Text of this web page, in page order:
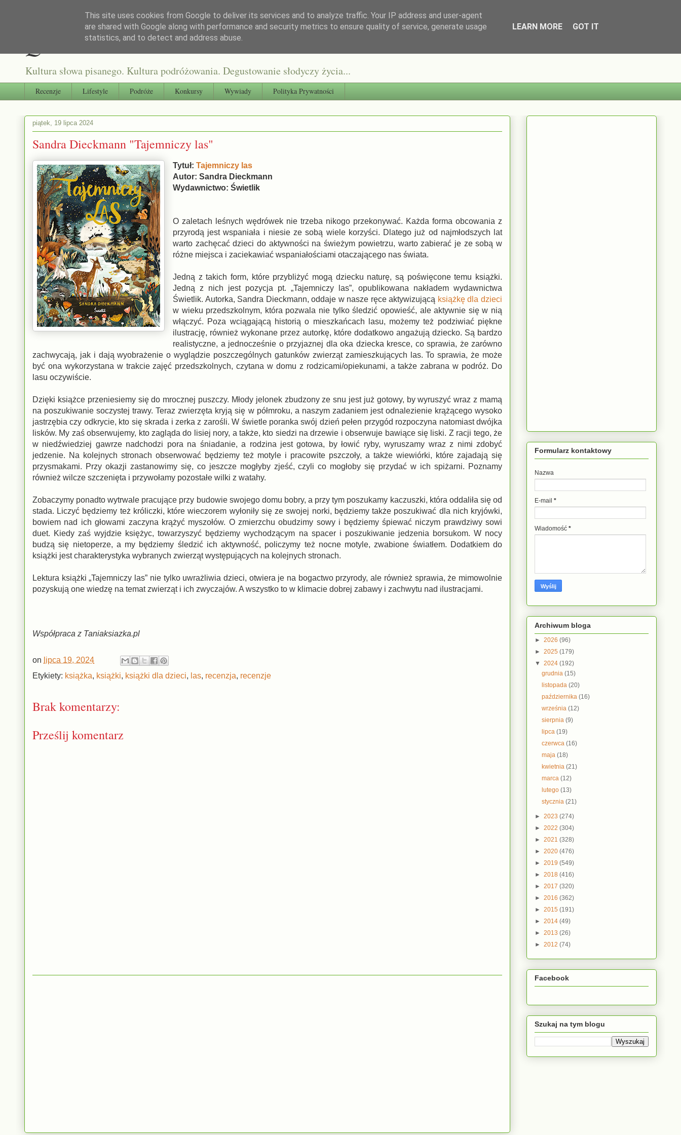
Qultura słowa
Kultura słowa pisanego. Kultura podróżowania. Degustowanie słodyczy życia...
Recenzje Lifestyle Podróże Konkursy Wywiady Polityka Prywatności
piątek, 19 lipca 2024
Sandra Dieckmann "Tajemniczy las"
Tytuł: Tajemniczy las
Autor: Sandra Dieckmann
Wydawnictwo: Świetlik
O zaletach leśnych wędrówek nie trzeba nikogo przekonywać. Każda forma obcowania z
przyrodą jest wspaniała i niesie ze sobą wiele korzyści. Dlatego już od najmłodszych lat
warto zachęcać dzieci do aktywności na świeżym powietrzu, warto zabierać je ze sobą w
różne miejsca i zaciekawiać wspaniałościami otaczającego nas świata.
Jedną z takich form, które przybliżyć mogą dziecku naturę, są poświęcone temu książki.
Jedną z nich jest pozycja pt. „Tajemniczy las”, opublikowana nakładem wydawnictwa
Świetlik. Autorka, Sandra Dieckmann, oddaje w nasze ręce aktywizującą książkę dla dzieci
w wieku przedszkolnym, która pozwala nie tylko śledzić opowieść, ale aktywnie się w nią
włączyć. Poza wciągającą historią o mieszkańcach lasu, możemy też podziwiać piękne
ilustrację, również wykonane przez autorkę, które dodatkowo angażują dziecko. Są bardzo
realistyczne, a jednocześnie o przyjaznej dla oka dziecka kresce, co sprawia, że zarówno
zachwycają, jak i dają wyobrażenie o wyglądzie poszczególnych gatunków zwierząt zamieszkujących las. To sprawia, że może
być ona wykorzystana w trakcie zajęć przedszkolnych, czytana w domu z rodzicami/opiekunami, a także zabrana w podróż. Do
lasu oczywiście.
Dzięki książce przeniesiemy się do mrocznej puszczy. Młody jelonek zbudzony ze snu jest już gotowy, by wyruszyć wraz z mamą
na poszukiwanie soczystej trawy. Teraz zwierzęta kryją się w półmroku, a naszym zadaniem jest odnalezienie krążącego wysoko
jastrzębia czy odkrycie, kto się skrada i zerka z zarośli. W świetle poranka swój dzień pełen przygód rozpoczyna natomiast dwójka
lisków. My zaś obserwujemy, kto zagląda do lisiej nory, a także, kto siedzi na drzewie i obserwuje bawiące się liski. Z racji tego, że
w niedźwiedziej gawrze nadchodzi pora na śniadanie, a rodzina jest gotowa, by łowić ryby, wyruszamy wraz z nimi zdobyć
jedzenie. Na kolejnych stronach obserwować będziemy też motyle i pracowite pszczoły, a także wiewiórki, które zajadają się
przysmakami. Przy okazji zastanowimy się, co jeszcze mogłyby zjeść, czyli co mogłoby się przydać w ich spiżarni. Poznamy
również wilcze szczenięta i przywołamy pozostałe wilki z watahy.
Zobaczymy ponadto wytrwale pracujące przy budowie swojego domu bobry, a przy tym poszukamy kaczuszki, która oddaliła się od
stada. Liczyć będziemy też króliczki, które wieczorem wyłoniły się ze swojej norki, będziemy także poszukiwać dla nich kryjówki,
bowiem nad ich głowami zaczyna krążyć myszołów. O zmierzchu obudzimy sowy i będziemy śpiewać niczym prawdziwy sowi
duet. Kiedy zaś wyjdzie księżyc, towarzyszyć będziemy wychodzącym na spacer i poszukiwanie jedzenia borsukom. W nocy
budzą się nietoperze, a my będziemy śledzić ich aktywność, policzymy też nocne motyle, zwabione światłem. Dodatkiem do
książki jest charakterystyka wybranych zwierząt występujących na kolejnych stronach.
Lektura książki „Tajemniczy las” nie tylko uwrażliwia dzieci, otwiera je na bogactwo przyrody, ale również sprawia, że mimowolnie
pozyskują one wiedzę na temat zwierząt i ich zwyczajów. A wszystko to w klimacie dobrej zabawy i zachwytu nad ilustracjami.
Współpraca z Taniaksiazka.pl
on lipca 19, 2024
Etykiety: książka, książki, książki dla dzieci, las, recenzja, recenzje
Brak komentarzy:
Prześlij komentarz
Formularz kontaktowy
Nazwa
E-mail *
Wiadomość *
Archiwum bloga
► 2026 (96)
► 2025 (179)
▼ 2024 (192)
grudnia(15)
listopada(20)
października(16)
września(12)
sierpnia(9)
lipca(19)
czerwca(16)
maja(18)
kwietnia(21)
marca(12)
lutego(13)
stycznia(21)
► 2023 (274)
► 2022 (304)
► 2021 (328)
► 2020 (476)
► 2019 (549)
► 2018 (416)
► 2017 (320)
► 2016 (362)
► 2015 (191)
► 2014 (49)
► 2013 (26)
► 2012 (74)
Facebook
Szukaj na tym blogu
This site uses cookies from Google to deliver its services and to analyze traffic. Your IP address and user-agent
are shared with Google along with performance and security metrics to ensure quality of service, generate usage
statistics, and to detect and address abuse.
LEARN MORE GOT IT